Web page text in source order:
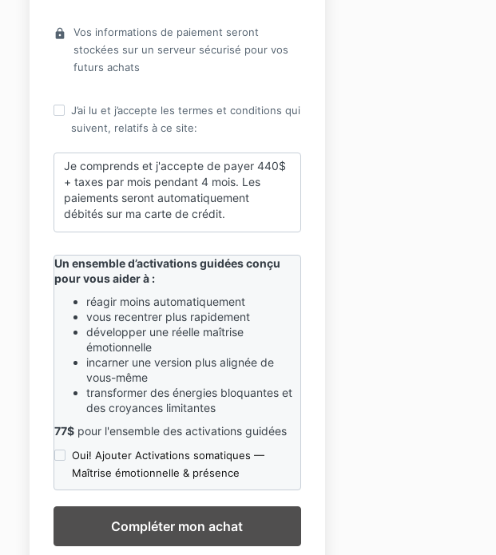
lock
Vos informations de paiement seront
stockées sur un serveur sécurisé pour vos
futurs achats
J’ai lu et j’accepte les termes et conditions qui
suivent, relatifs à ce site:
Je comprends et j'accepte de payer 440$
+ taxes par mois pendant 4 mois. Les
paiements seront automatiquement
débités sur ma carte de crédit.
Un ensemble d’activations guidées conçu
pour vous aider à :
réagir moins automatiquement
vous recentrer plus rapidement
développer une réelle maîtrise
émotionnelle
incarner une version plus alignée de
vous-même
transformer des énergies bloquantes et
des croyances limitantes
77$pour l'ensemble des activations guidées
Oui! Ajouter Activations somatiques —
Maîtrise émotionnelle & présence